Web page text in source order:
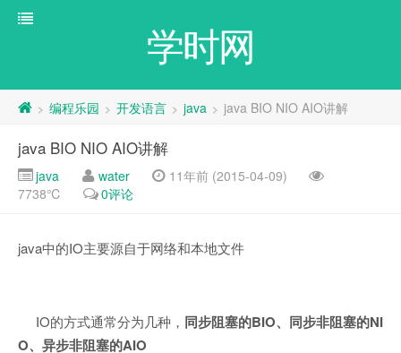
学时网
> 编程乐园 > 开发语言 > java > java BIO NIO AIO讲解
java BIO NIO AIO讲解
java water
11年前 (2015-04-09)
7738℃
0评论
java中的IO主要源自于网络和本地文件
IO的方式通常分为几种， 同步阻塞的BIO、同步非阻塞的NI
O、异步非阻塞的AIO